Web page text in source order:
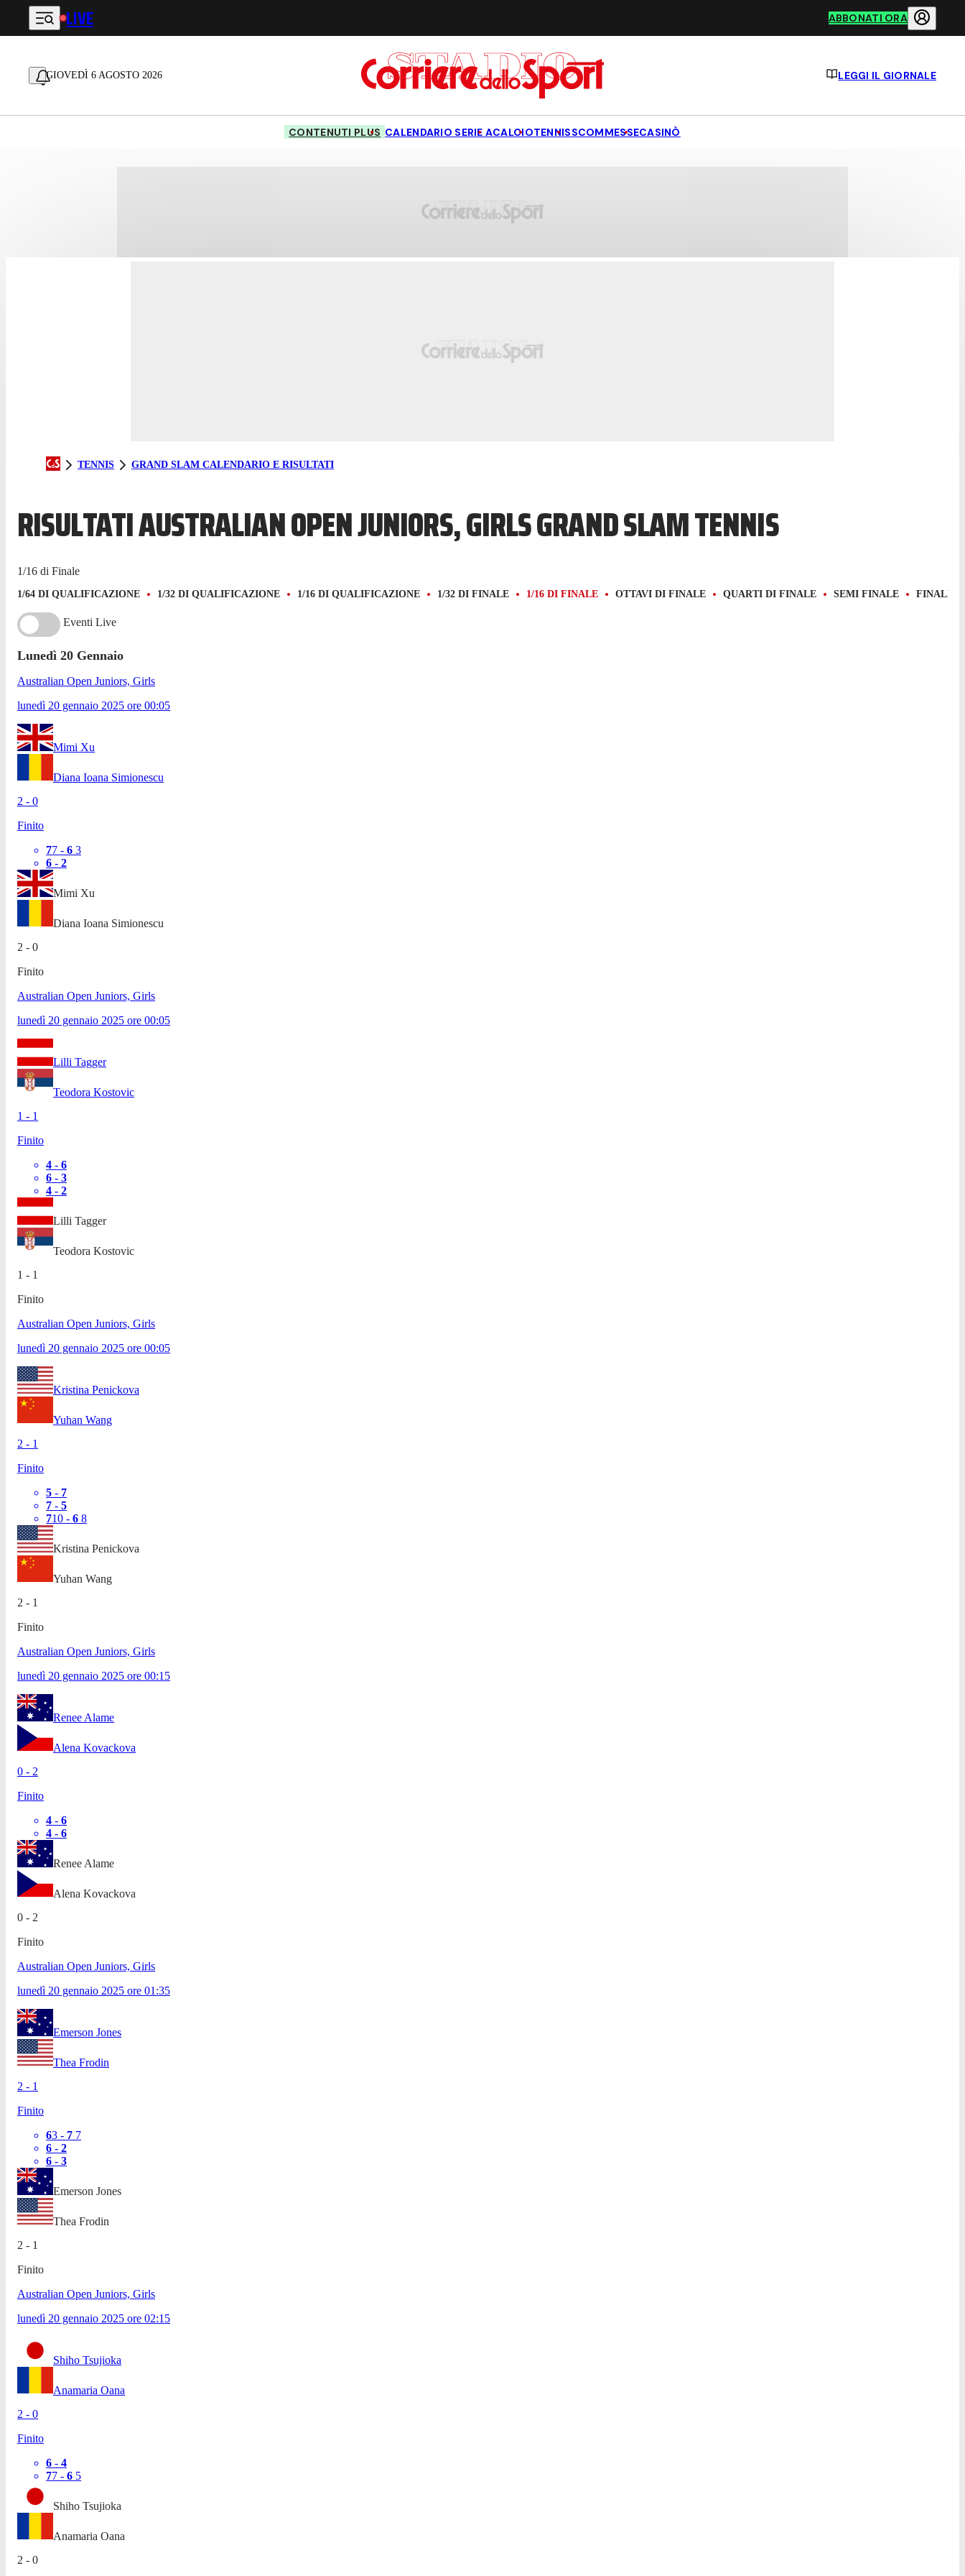
Vai al contenuto principale
LIVE ABBONATI ORA
GIOVEDÌ 6 AGOSTO 2026 LEGGI IL GIORNALE
CONTENUTI PLUS CALENDARIO SERIE ACALCIOTENNISSCOMMESSECASINÒ
TENNIS GRAND SLAM CALENDARIO E RISULTATI
RISULTATI AUSTRALIAN OPEN JUNIORS, GIRLS GRAND SLAM TENNIS
1/16 di Finale
1/64 DI QUALIFICAZIONE 1/32 DI QUALIFICAZIONE 1/16 DI QUALIFICAZIONE 1/32 DI FINALE 1/16 DI FINALE OTTAVI DI FINALE QUARTI DI FINALE SEMI FINALE FINALE
Eventi Live
Lunedì 20 Gennaio
Australian Open Juniors, Girls
lunedì 20 gennaio 2025 ore 00:05
Mimi Xu
Diana Ioana Simionescu
2 - 0
Finito
77 - 6 3
6 - 2
Mimi Xu
Diana Ioana Simionescu
2 - 0
Finito
Australian Open Juniors, Girls
lunedì 20 gennaio 2025 ore 00:05
Lilli Tagger
Teodora Kostovic
1 - 1
Finito
4 - 6
6 - 3
4 - 2
Lilli Tagger
Teodora Kostovic
1 - 1
Finito
Australian Open Juniors, Girls
lunedì 20 gennaio 2025 ore 00:05
Kristina Penickova
Yuhan Wang
2 - 1
Finito
5 - 7
7 - 5
710 - 6 8
Kristina Penickova
Yuhan Wang
2 - 1
Finito
Australian Open Juniors, Girls
lunedì 20 gennaio 2025 ore 00:15
Renee Alame
Alena Kovackova
0 - 2
Finito
4 - 6
4 - 6
Renee Alame
Alena Kovackova
0 - 2
Finito
Australian Open Juniors, Girls
lunedì 20 gennaio 2025 ore 01:35
Emerson Jones
Thea Frodin
2 - 1
Finito
63 - 7 7
6 - 2
6 - 3
Emerson Jones
Thea Frodin
2 - 1
Finito
Australian Open Juniors, Girls
lunedì 20 gennaio 2025 ore 02:15
Shiho Tsujioka
Anamaria Oana
2 - 0
Finito
6 - 4
77 - 6 5
Shiho Tsujioka
Anamaria Oana
2 - 0